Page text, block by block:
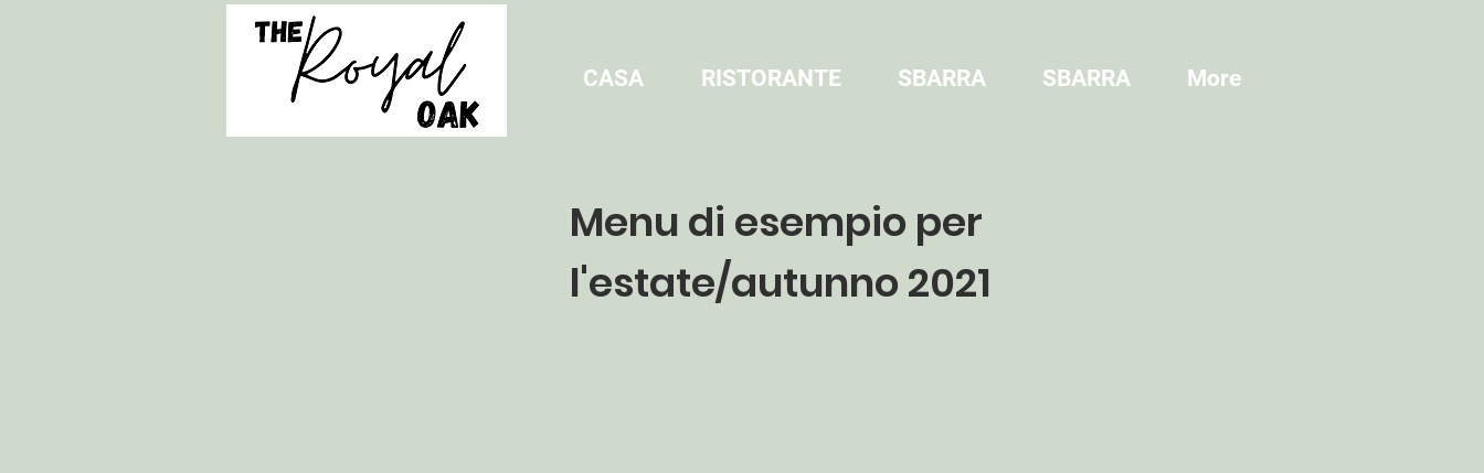
CASA RISTORANTE SBARRA SBARRA More
Menu di esempio per
l'estate/autunno 2021